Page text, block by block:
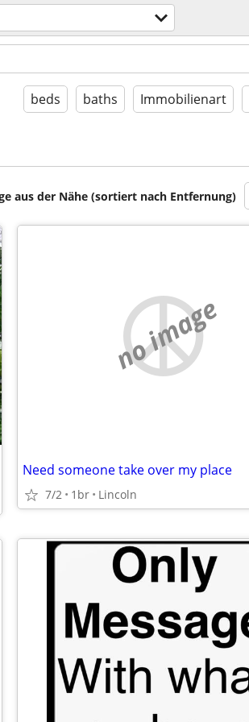
beds baths Immobilienart
aus der Nähe (sortiert nach Entfernung)
no image
Need someone take over my place
7/2 1br Lincoln